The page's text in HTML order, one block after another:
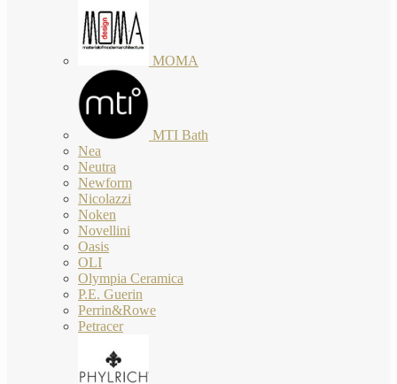
MOMA
MTI Bath
Nea
Neutra
Newform
Nicolazzi
Noken
Novellini
Oasis
OLI
Olympia Ceramica
P.E. Guerin
Perrin&Rowe
Petracer